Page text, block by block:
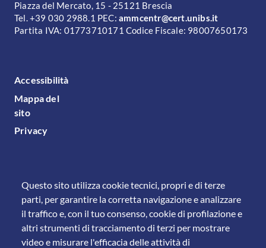
Questo sito utilizza cookie tecnici, propri e di terze
parti, per garantire la corretta navigazione e analizzare
il traffico e, con il tuo consenso, cookie di profilazione e
altri strumenti di tracciamento di terzi per mostrare
video e misurare l'efficacia delle attività di
Piazza del Mercato, 15 - 25121 Brescia
Tel. +39 030 2988.1 PEC: ammcentr@cert.unibs.it
Partita IVA: 01773710171 Codice Fiscale: 98007650173
FOOTER MENU
Accessibilità
Mappa del
sito
Privacy